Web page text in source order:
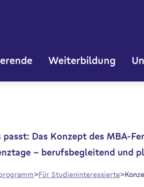
Weiterbildung
Das Konzept des MBA-
– berufsbegleitend und
Für Studieninteressierte